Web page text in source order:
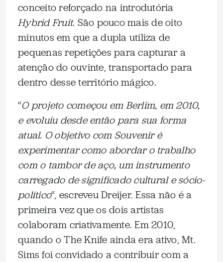
conceito reforçado na introdutória
Hybrid Fruit. São pouco mais de oito
minutos em que a dupla utiliza de
pequenas repetições para capturar a
atenção do ouvinte, transportado para
dentro desse território mágico.
“O projeto começou em Berlim, em 2010,
e evoluiu desde então para sua forma
atual. O objetivo com Souvenir é
experimentar como abordar o trabalho
com o tambor de aço, um instrumento
carregado de significado cultural e sócio-
político“, escreveu Dreijer. Essa não é a
primeira vez que os dois artistas
colaboram criativamente. Em 2010,
quando o The Knife ainda era ativo, Mt.
Sims foi convidado a contribuir com a